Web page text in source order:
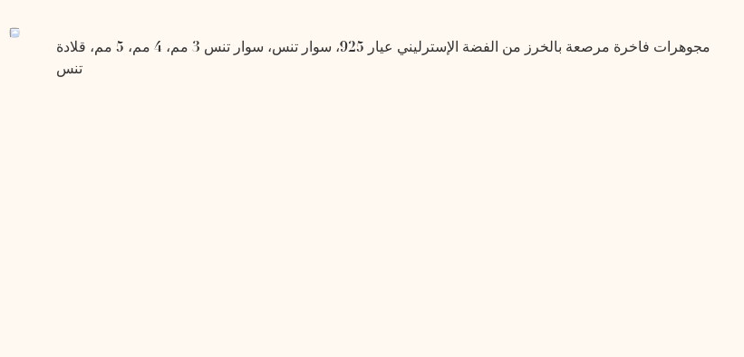
مجوهرات فاخرة مرصعة بالخرز من الفضة الإسترليني عيار 925، سوار تنس، سوار تنس 3 مم، 4 مم، 5 مم، قلادة
تنس